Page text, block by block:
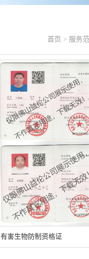
首页 > 服务
有害生物防制资格证